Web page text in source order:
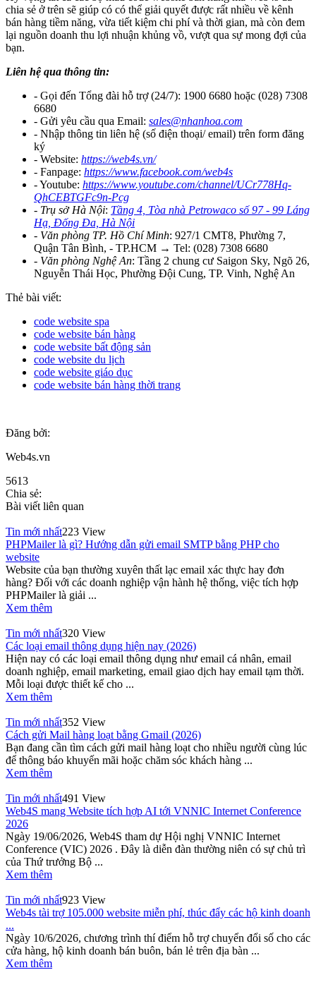
chia sẻ ở trên sẽ giúp có có thể giải quyết được rất nhiều về kênh
bán hàng tiềm năng, vừa tiết kiệm chi phí và thời gian, mà còn đem
lại nguồn doanh thu lợi nhuận khủng vồ, vượt qua sự mong đợi của
bạn.
Liên hệ qua thông tin:
- Gọi đến Tổng đài hỗ trợ (24/7): 1900 6680 hoặc (028) 7308
6680
- Gửi yêu cầu qua Email: sales@nhanhoa.com
- Nhập thông tin liên hệ (số điện thoại/ email) trên form đăng
ký
- Website: https://web4s.vn/
- Fanpage: https://www.facebook.com/web4s
- Youtube: https://www.youtube.com/channel/UCr778Hq-
QhCEBTGFc9n-Pcg
- Trụ sở Hà Nội: Tầng 4, Tòa nhà Petrowaco số 97 - 99 Láng
Hạ, Đống Đa, Hà Nội
- Văn phòng TP. Hồ Chí Minh: 927/1 CMT8, Phường 7,
Quận Tân Bình, - TP.HCM → Tel: (028) 7308 6680
- Văn phòng Nghệ An: Tầng 2 chung cư Saigon Sky, Ngõ 26,
Nguyễn Thái Học, Phường Đội Cung, TP. Vinh, Nghệ An
Thẻ bài viết:
code website spa
code website bán hàng
code website bất động sản
code website du lịch
code website giáo dục
code website bán hàng thời trang
Đăng bởi:
Web4s.vn
5613
Chia sẻ:
Bài viết liên quan
Tin mới nhất223 View
PHPMailer là gì? Hướng dẫn gửi email SMTP bằng PHP cho
website
Website của bạn thường xuyên thất lạc email xác thực hay đơn
hàng? Đối với các doanh nghiệp vận hành hệ thống, việc tích hợp
PHPMailer là giải ...
Xem thêm
Tin mới nhất320 View
Các loại email thông dụng hiện nay (2026)
Hiện nay có các loại email thông dụng như email cá nhân, email
doanh nghiệp, email marketing, email giao dịch hay email tạm thời.
Mỗi loại được thiết kế cho ...
Xem thêm
Tin mới nhất352 View
Cách gửi Mail hàng loạt bằng Gmail (2026)
Bạn đang cần tìm cách gửi mail hàng loạt cho nhiều người cùng lúc
để thông báo khuyến mãi hoặc chăm sóc khách hàng ...
Xem thêm
Tin mới nhất491 View
Web4S mang Website tích hợp AI tới VNNIC Internet Conference
2026
Ngày 19/06/2026, Web4S tham dự Hội nghị VNNIC Internet
Conference (VIC) 2026 . Đây là diễn đàn thường niên có sự chủ trì
của Thứ trưởng Bộ ...
Xem thêm
Tin mới nhất923 View
Web4s tài trợ 105.000 website miễn phí, thúc đẩy các hộ kinh doanh
...
Ngày 10/6/2026, chương trình thí điểm hỗ trợ chuyển đổi số cho các
cửa hàng, hộ kinh doanh bán buôn, bán lẻ trên địa bàn ...
Xem thêm